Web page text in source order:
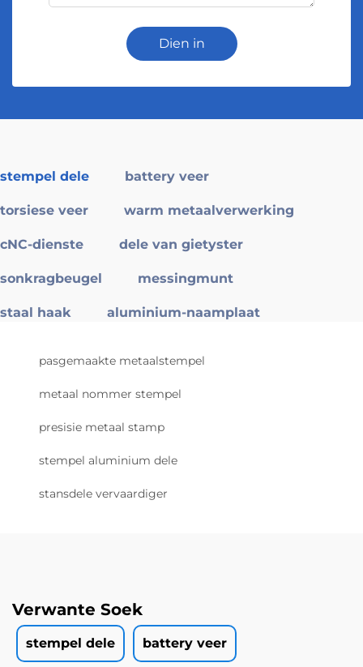
Dien in
stempel dele battery veer
torsiese veer warm metaalverwerking
cNC-dienste dele van gietyster
sonkragbeugel messingmunt
staal haak aluminium-naamplaat
pasgemaakte metaalstempel
metaal nommer stempel
presisie metaal stamp
stempel aluminium dele
stansdele vervaardiger
Verwante Soek
stempel dele battery veer